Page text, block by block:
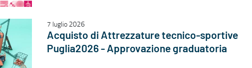
7 luglio 2026
Acquisto di Attrezzature tecnico-sportive
Puglia2026 - Approvazione graduatoria